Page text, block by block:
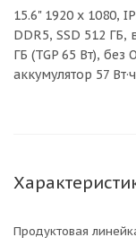
15.6" 1920 x 1080,
DDR5, SSD 512 ГБ,
ГБ (TGP 65 Вт),
аккумулятор 57 Вт·ч
Продуктовая